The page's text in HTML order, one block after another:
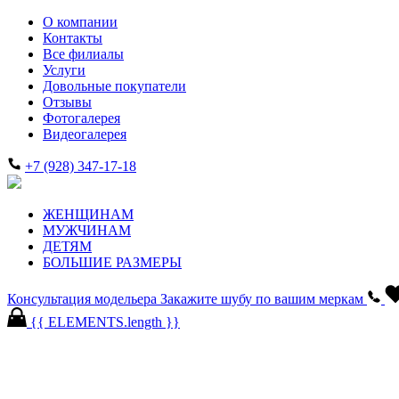
О компании
Контакты
Все филиалы
Услуги
Довольные покупатели
Отзывы
Фотогалерея
Видеогалерея
+7 (928) 347-17-18
ЖЕНЩИНАМ
МУЖЧИНАМ
ДЕТЯМ
БОЛЬШИЕ РАЗМЕРЫ
Консультация модельера Закажите шубу по вашим меркам
{{ ELEMENTS.length }}